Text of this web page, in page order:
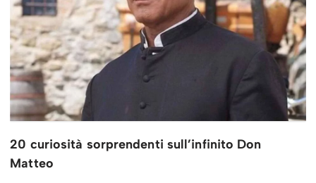
20 curiosità sorprendenti sull’infinito Don
Matteo